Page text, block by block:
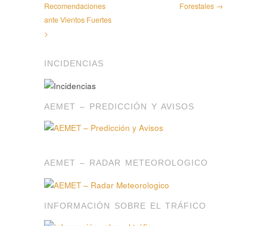
Recomendaciones
ante Vientos Fuertes
>
Forestales →
INCIDENCIAS
AEMET – PREDICCIÓN Y AVISOS
AEMET – RADAR METEOROLOGICO
INFORMACIÓN SOBRE EL TRÁFICO